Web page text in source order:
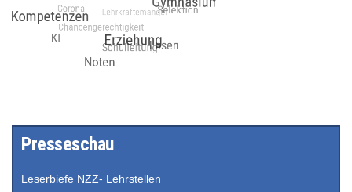
Presseschau
Leserbiefe NZZ- Lehrstellen